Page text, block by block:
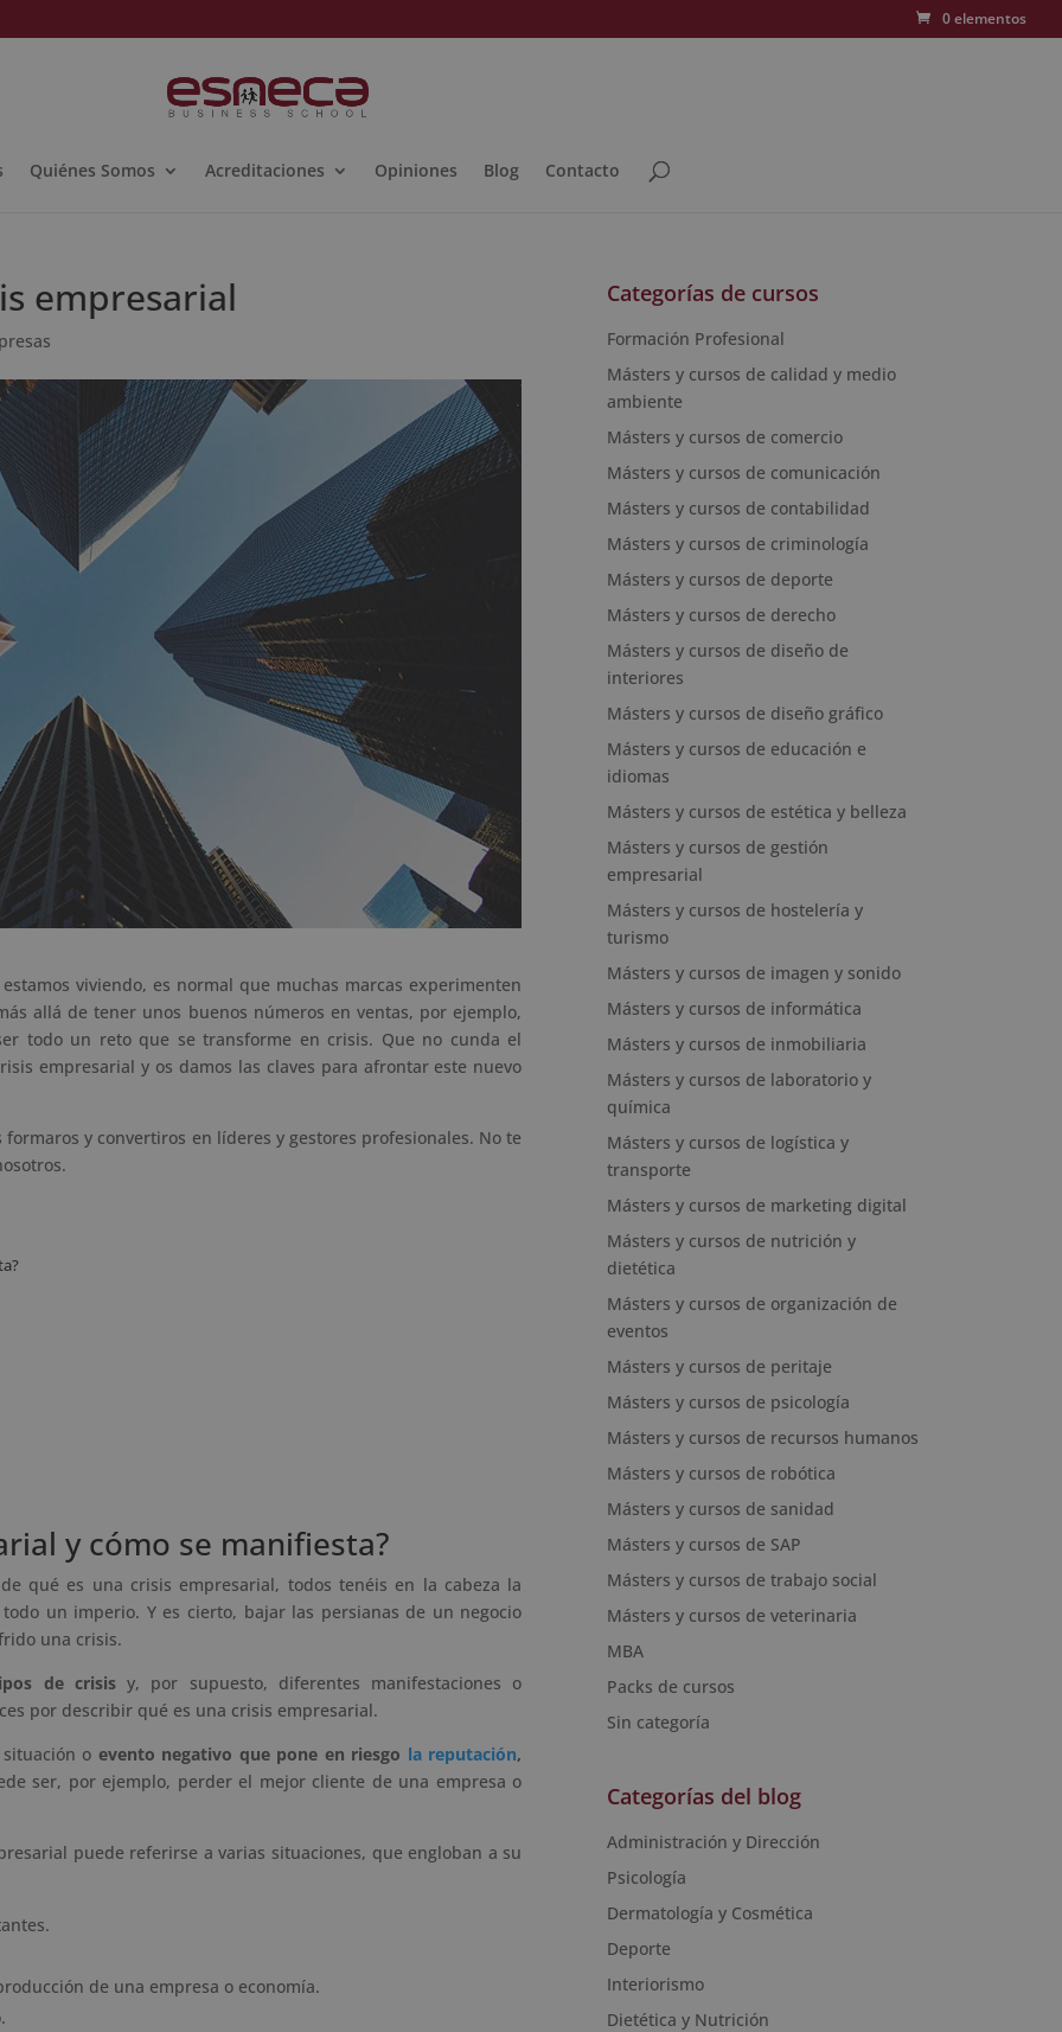
0 elementos
Quiénes Somos Acreditaciones Opiniones Blog Contacto
empresarial
viviendo, es normal que muchas marcas experimenten
allá de tener unos buenos números en ventas, por ejemplo,
todo un reto que se transforme en crisis. Que no cunda el
empresarial y os damos las claves para afrontar este nuevo
y convertiros en líderes y gestores profesionales. No te
y cómo se manifiesta?
qué es una crisis empresarial, todos tenéis en la cabeza la
un imperio. Y es cierto, bajar las persianas de un negocio
una crisis.
de crisisy, por supuesto, diferentes manifestaciones o
por describir qué es una crisis empresarial.
o evento negativo que pone en riesgo la reputación,
ser, por ejemplo, perder el mejor cliente de una empresa o
puede referirse a varias situaciones, que engloban a su
de una empresa o economía.
Categorías de cursos
Formación Profesional
Másters y cursos de calidad y medio
ambiente
Másters y cursos de comercio
Másters y cursos de comunicación
Másters y cursos de contabilidad
Másters y cursos de criminología
Másters y cursos de deporte
Másters y cursos de derecho
Másters y cursos de diseño de
interiores
Másters y cursos de diseño gráfico
Másters y cursos de educación e
idiomas
Másters y cursos de estética y belleza
Másters y cursos de gestión
empresarial
Másters y cursos de hostelería y
turismo
Másters y cursos de imagen y sonido
Másters y cursos de informática
Másters y cursos de inmobiliaria
Másters y cursos de laboratorio y
química
Másters y cursos de logística y
transporte
Másters y cursos de marketing digital
Másters y cursos de nutrición y
dietética
Másters y cursos de organización de
eventos
Másters y cursos de peritaje
Másters y cursos de psicología
Másters y cursos de recursos humanos
Másters y cursos de robótica
Másters y cursos de sanidad
Másters y cursos de SAP
Másters y cursos de trabajo social
Másters y cursos de veterinaria
MBA
Packs de cursos
Sin categoría
Categorías del blog
Administración y Dirección
Psicología
Dermatología y Cosmética
Deporte
Interiorismo
Dietética y Nutrición